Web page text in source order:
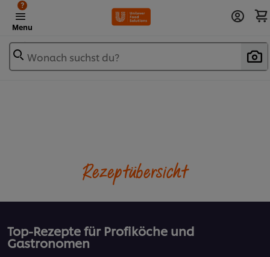
Menu
?
Wonach suchst du?
Rezeptübersicht
Top-Rezepte für Profiköche und
Gastronomen